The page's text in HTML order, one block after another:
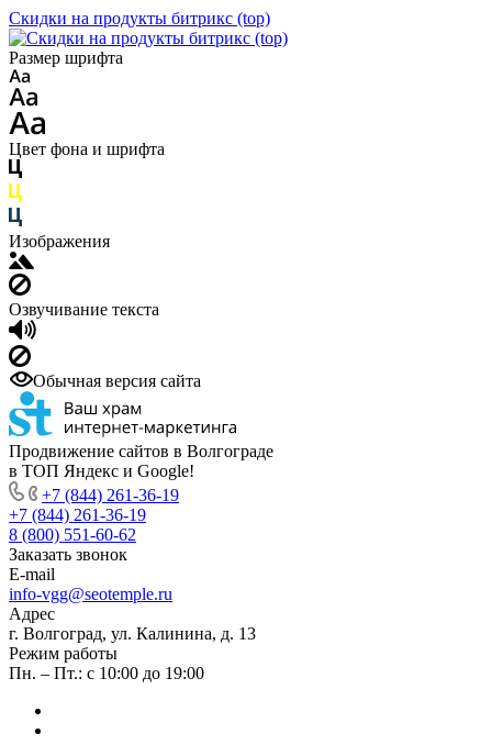
Скидки на продукты битрикс (top)
Размер шрифта
Цвет фона и шрифта
Изображения
Озвучивание текста
Обычная версия сайта
Продвижение сайтов в Волгограде
в ТОП Яндекс и Google!
+7 (844) 261-36-19
+7 (844) 261-36-19
8 (800) 551-60-62
Заказать звонок
E-mail
info-vgg@seotemple.ru
Адрес
г. Волгоград, ул. Калинина, д. 13
Режим работы
Пн. – Пт.: с 10:00 до 19:00